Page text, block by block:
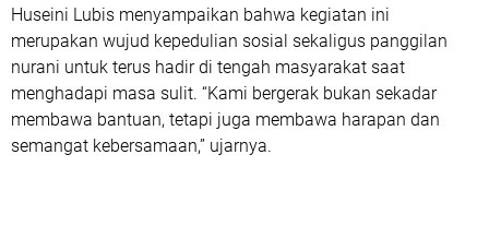
Huseini Lubis menyampaikan bahwa kegiatan ini
merupakan wujud kepedulian sosial sekaligus panggilan
nurani untuk terus hadir di tengah masyarakat saat
menghadapi masa sulit. “Kami bergerak bukan sekadar
membawa bantuan, tetapi juga membawa harapan dan
semangat kebersamaan,” ujarnya.